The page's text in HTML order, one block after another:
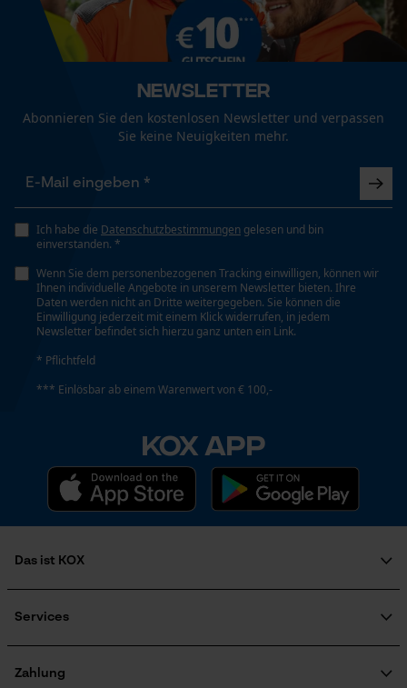
Newsletter
Abonnieren Sie den kostenlosen Newsletter und verpassen
Sie keine Neuigkeiten mehr.
Ich habe die Datenschutzbestimmungen gelesen und bin
einverstanden. *
Wenn Sie dem personenbezogenen Tracking einwilligen, können wir
Ihnen individuelle Angebote in unserem Newsletter bieten. Ihre
Daten werden nicht an Dritte weitergegeben. Sie können die
Einwilligung jederzeit mit einem Klick widerrufen, in jedem
Newsletter befindet sich hierzu ganz unten ein Link.
* Pflichtfeld
*** Einlösbar ab einem Warenwert von € 100,-
KOX APP
Das ist KOX
Soziales Engagement
Newsletter-Anmeldung
Services
KOX Katalog
Zahlung
Persönliche Begrüßung
Geo-IP und User Detection
YouTube-Videos
Google Maps
Kontaktaufnahme per Chat
Marketing Cookies
Google Global Site Tag
Microsoft Advertising Universal